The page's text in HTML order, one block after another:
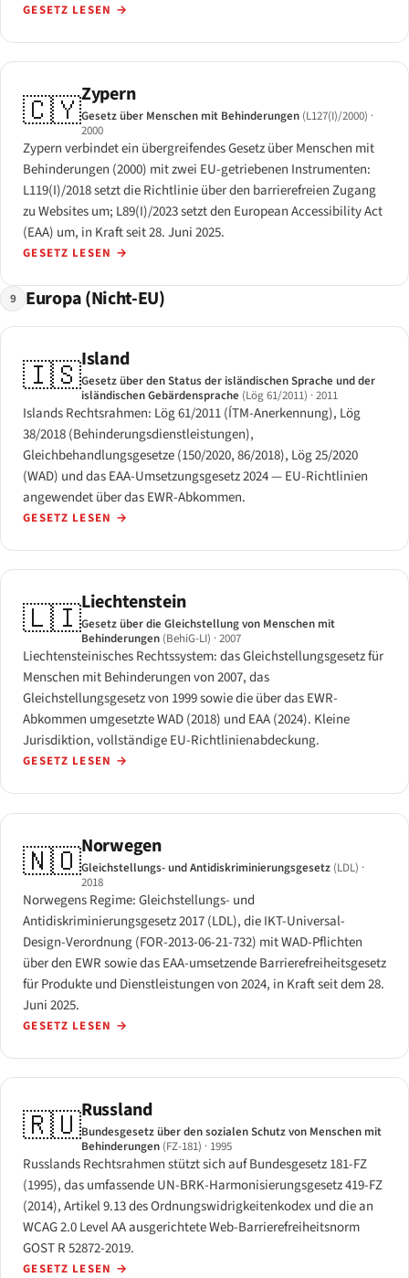
GESETZ LESEN →
🇨🇾Zypern
Gesetz über Menschen mit Behinderungen (L127(I)/2000) ·
2000
Zypern verbindet ein übergreifendes Gesetz über Menschen mit
Behinderungen (2000) mit zwei EU-getriebenen Instrumenten:
L119(I)/2018 setzt die Richtlinie über den barrierefreien Zugang
zu Websites um; L89(I)/2023 setzt den European Accessibility Act
(EAA) um, in Kraft seit 28. Juni 2025.
GESETZ LESEN →
9 Europa (Nicht-EU)
🇮🇸Island
Gesetz über den Status der isländischen Sprache und der
isländischen Gebärdensprache (Lög 61/2011) · 2011
Islands Rechtsrahmen: Lög 61/2011 (ÍTM-Anerkennung), Lög
38/2018 (Behinderungsdienstleistungen),
Gleichbehandlungsgesetze (150/2020, 86/2018), Lög 25/2020
(WAD) und das EAA-Umsetzungsgesetz 2024 — EU-Richtlinien
angewendet über das EWR-Abkommen.
GESETZ LESEN →
🇱🇮Liechtenstein
Gesetz über die Gleichstellung von Menschen mit
Behinderungen (BehiG-LI) · 2007
Liechtensteinisches Rechtssystem: das Gleichstellungsgesetz für
Menschen mit Behinderungen von 2007, das
Gleichstellungsgesetz von 1999 sowie die über das EWR-
Abkommen umgesetzte WAD (2018) und EAA (2024). Kleine
Jurisdiktion, vollständige EU-Richtlinienabdeckung.
GESETZ LESEN →
🇳🇴Norwegen
Gleichstellungs- und Antidiskriminierungsgesetz (LDL) ·
2018
Norwegens Regime: Gleichstellungs- und
Antidiskriminierungsgesetz 2017 (LDL), die IKT-Universal-
Design-Verordnung (FOR-2013-06-21-732) mit WAD-Pflichten
über den EWR sowie das EAA-umsetzende Barrierefreiheitsgesetz
für Produkte und Dienstleistungen von 2024, in Kraft seit dem 28.
Juni 2025.
GESETZ LESEN →
🇷🇺Russland
Bundesgesetz über den sozialen Schutz von Menschen mit
Behinderungen (FZ-181) · 1995
Russlands Rechtsrahmen stützt sich auf Bundesgesetz 181-FZ
(1995), das umfassende UN-BRK-Harmonisierungsgesetz 419-FZ
(2014), Artikel 9.13 des Ordnungswidrigkeitenkodex und die an
WCAG 2.0 Level AA ausgerichtete Web-Barrierefreiheitsnorm
GOST R 52872-2019.
GESETZ LESEN →